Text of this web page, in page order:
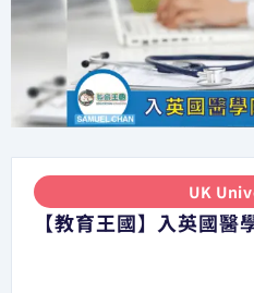
UK
【教育王國】入英國醫